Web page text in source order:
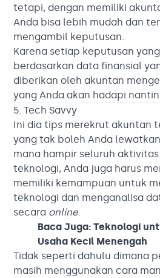
tetapi, dengan memiliki
Anda bisa lebih mudah dan
mengambil keputusan.
Karena setiap keputusan
berdasarkan data finansial
diberikan oleh akuntan
yang Anda akan hadapi
5. Tech Savvy
Ini dia tips merekrut akuntan
yang tak boleh Anda
mana hampir seluruh
teknologi, Anda juga harus
memiliki kemampuan untuk
teknologi dan menganalisa
secara online.
Baca Juga:Teknologi
Usaha Kecil Menengah
Tidak seperti dahulu dimana
masih menggunakan cara